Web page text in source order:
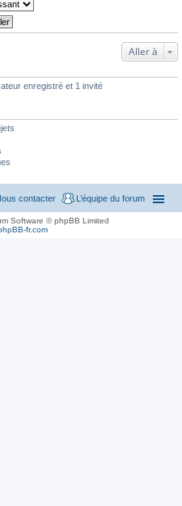
Aller à
enregistré et 1 invité
L’équipe du forum
contacter
Software © phpBB Limited
fr.com